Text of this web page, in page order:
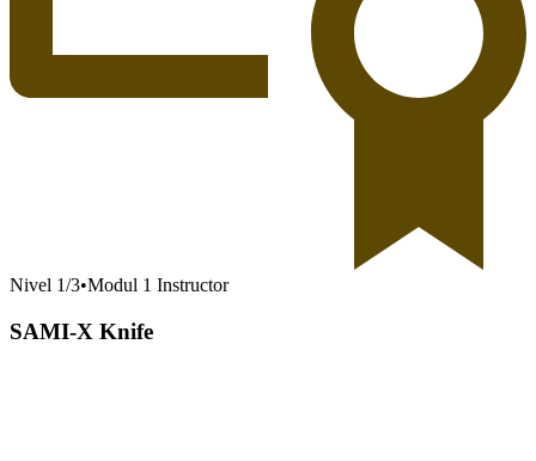
Nivel 1/3•Modul 1 Instructor
SAMI-X Knife